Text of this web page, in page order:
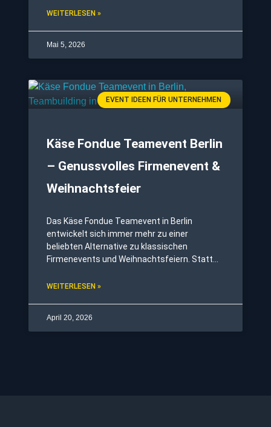
einen dynamischen Prozess, der
WEITERLESEN »
Mai 5, 2026
EVENT IDEEN FÜR UNTERNEHMEN
Käse Fondue Teamevent Berlin
– Genussvolles Firmenevent &
Weihnachtsfeier
Das Käse Fondue Teamevent in Berlin
entwickelt sich immer mehr zu einer
beliebten Alternative zu klassischen
Firmenevents und Weihnachtsfeiern. Statt
Abläufen setzen immer mehr Unternehmen
WEITERLESEN »
April 20, 2026